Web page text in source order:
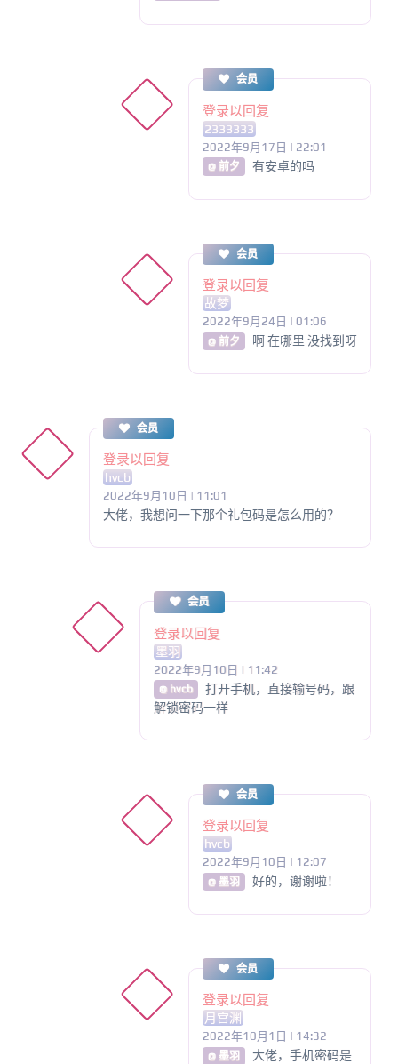
会员
登录以回复
2333333
2022年9月17日 | 22:01
@ 前夕 有安卓的吗
会员
登录以回复
故梦
2022年9月24日 | 01:06
@ 前夕 啊 在哪里 没找到呀
会员
登录以回复
hvcb
2022年9月10日 | 11:01
大佬，我想问一下那个礼包码是怎么用的？
会员
登录以回复
墨羽
2022年9月10日 | 11:42
@ hvcb
打开手机，直接输号码，跟
解锁密码一样
会员
登录以回复
hvcb
2022年9月10日 | 12:07
@ 墨羽 好的，谢谢啦！
会员
登录以回复
月宫渊
2022年10月1日 | 14:32
@ 墨羽
大佬，手机密码是